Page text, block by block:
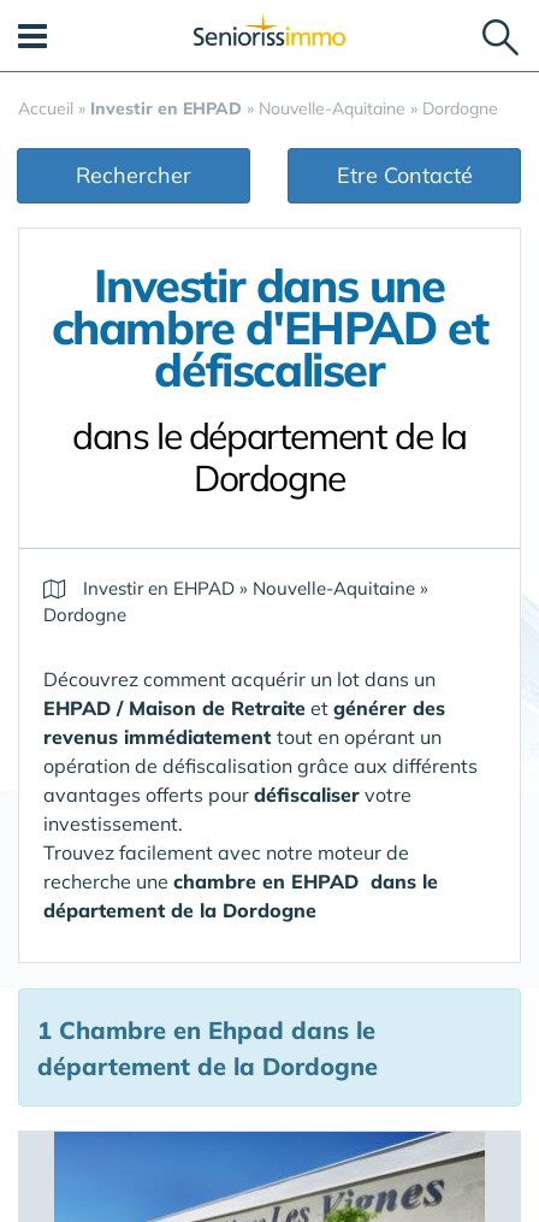
Accueil » Investir en EHPAD » Nouvelle-Aquitaine » Dordogne
Rechercher Etre Contacté
Investir dans une
chambre d'EHPAD et
défiscaliser
dans le département de la
Dordogne
Investir en EHPAD » Nouvelle-Aquitaine »
Dordogne
Découvrez comment acquérir un lot dans un
EHPAD / Maison de Retraite et générer des
revenus immédiatement tout en opérant un
opération de défiscalisation grâce aux différents
avantages offerts pour défiscaliser votre
investissement.
Trouvez facilement avec notre moteur de
recherche une chambre en EHPAD dans le
département de la Dordogne
1 Chambre en Ehpad dans le
département de la Dordogne